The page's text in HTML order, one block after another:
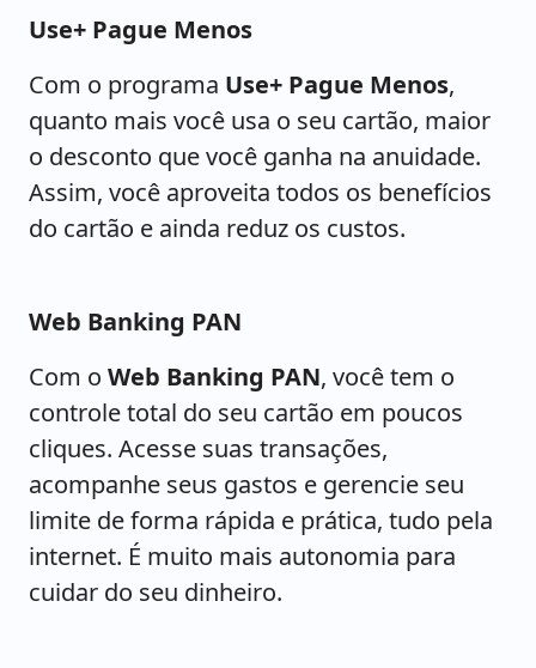
Use+ Pague Menos
Com o programa Use+ Pague Menos,
quanto mais você usa o seu cartão, maior
o desconto que você ganha na anuidade.
Assim, você aproveita todos os benefícios
do cartão e ainda reduz os custos.
Web Banking PAN
Com o Web Banking PAN, você tem o
controle total do seu cartão em poucos
cliques. Acesse suas transações,
acompanhe seus gastos e gerencie seu
limite de forma rápida e prática, tudo pela
internet. É muito mais autonomia para
cuidar do seu dinheiro.